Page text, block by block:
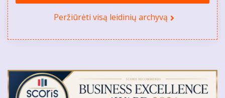
Peržiūrėti visą leidinių archyvą